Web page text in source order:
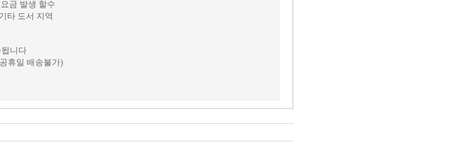
금 발생 할수
타 도서 지역
니다
휴일 배송불가)